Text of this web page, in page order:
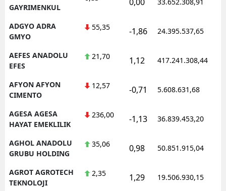
Isparta
Kars
GAYRIMENKUL
ADGYO ADRA
GMYO
55,35 -1,86 24.395.537,65
AEFES ANADOLU
EFES
21,70 1,12 417.241.308,44
AFYON AFYON
CIMENTO
12,57 -0,71 5.608.631,68
AGESA AGESA
HAYAT EMEKLILIK
236,00 -1,13 36.839.453,20
AGHOL ANADOLU
GRUBU HOLDING
35,06 0,98 50.851.915,04
AGROT AGROTECH
TEKNOLOJI
2,35 1,29 19.506.930,15